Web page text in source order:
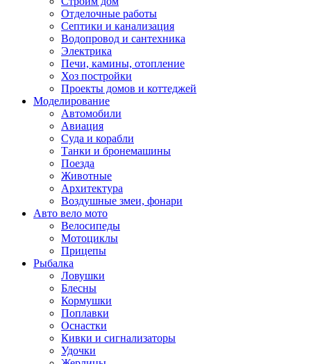
Отделочные работы
Септики и канализация
Водопровод и сантехника
Электрика
Печи, камины, отопление
Хоз постройки
Проекты домов и коттеджей
Моделирование
Автомобили
Авиация
Суда и корабли
Танки и бронемашины
Поезда
Животные
Архитектура
Воздушные змеи, фонари
Авто вело мото
Велосипеды
Мотоциклы
Прицепы
Рыбалка
Ловушки
Блесны
Кормушки
Поплавки
Оснастки
Кивки и сигнализаторы
Удочки